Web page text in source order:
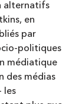
alternatifs
en
par
politiques
médiatique
des médias
les